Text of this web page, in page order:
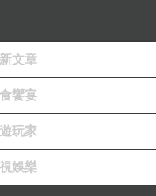
文章
饗宴
玩家
娛樂